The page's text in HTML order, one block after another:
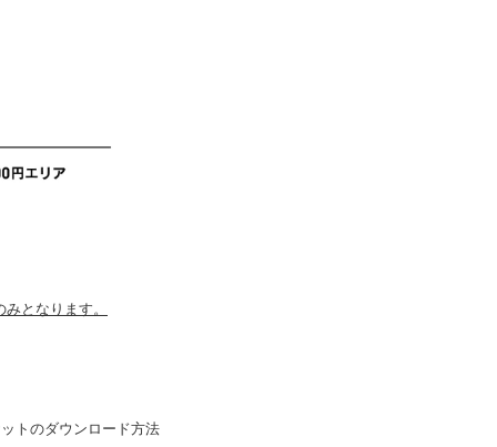
となります。
トのダウンロード方法